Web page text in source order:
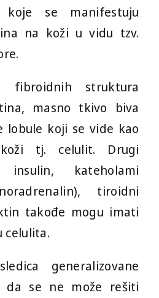
koje se manifestuju
na koži u vidu tzv.
fibroidnih struktura
masno tkivo biva
lobule koji se vide kao
tj. celulit. Drugi
kateholami
tiroidni
takođe mogu imati
celulita.
generalizovane
da se ne može rešiti